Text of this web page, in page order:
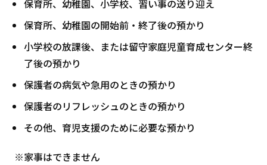
保育所、幼稚園、小学校、習い事の送り迎え
保育所、幼稚園の開始前・終了後の預かり
小学校の放課後、または留守家庭児童育成センター終
了後の預かり
保護者の病気や急用のときの預かり
保護者のリフレッシュのときの預かり
その他、育児支援のために必要な預かり
※家事はできません